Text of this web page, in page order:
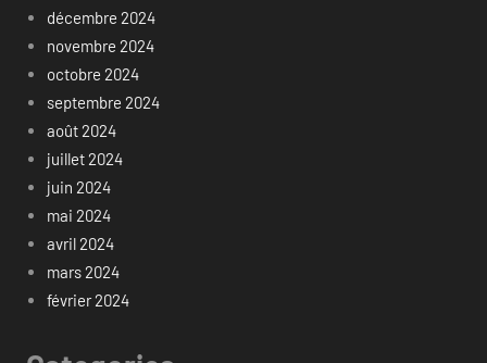
décembre 2024
novembre 2024
octobre 2024
septembre 2024
août 2024
juillet 2024
juin 2024
mai 2024
avril 2024
mars 2024
février 2024